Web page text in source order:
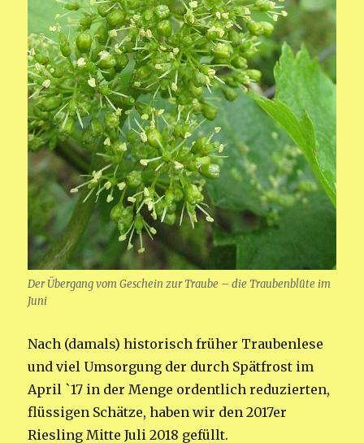
Der Übergang vom Geschein zur Traube – die Traubenblüte im
Juni
Nach (damals) historisch früher Traubenlese
und viel Umsorgung der durch Spätfrost im
April `17 in der Menge ordentlich reduzierten,
flüssigen Schätze, haben wir den 2017er
Riesling Mitte Juli 2018 gefüllt.